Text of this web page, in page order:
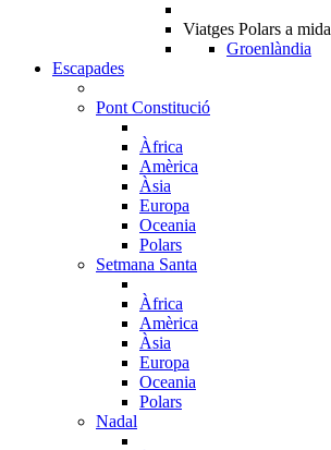
Viatges Polars a mida
Groenlàndia
Escapades
Pont Constitució
Àfrica
Amèrica
Àsia
Europa
Oceania
Polars
Setmana Santa
Àfrica
Amèrica
Àsia
Europa
Oceania
Polars
Nadal